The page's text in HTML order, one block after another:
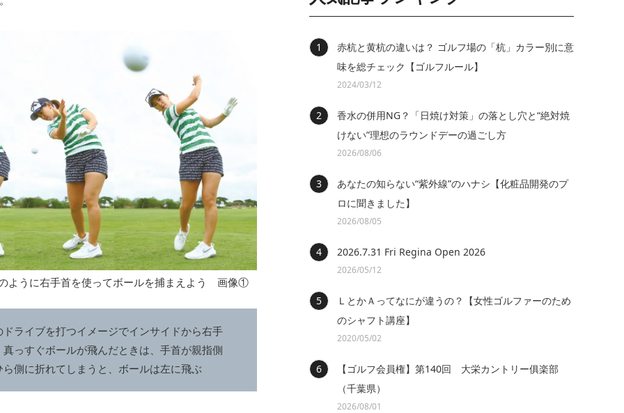
ように右手首を使ってボールを捕まえよう 画像①
ライブを打つイメージでインサイドから右手
っすぐボールが飛んだときは、手首が親指側
側に折れてしまうと、ボールは左に飛ぶ
赤杭と黄杭の違いは？ ゴルフ場の「杭」カラー別に意
味を総チェック【ゴルフルール】
2024/03/12
香水の併用NG？「日焼け対策」の落とし穴と“絶対焼
けない”理想のラウンドデーの過ごし方
2026/08/06
あなたの知らない“紫外線”のハナシ【化粧品開発のプ
ロに聞きました】
2026/08/05
2026.7.31 Fri Regina Open 2026
2026/05/12
ＬとかＡってなにが違うの？【女性ゴルファーのため
のシャフト講座】
2020/05/02
【ゴルフ会員権】第140回 大栄カントリー俱楽部
（千葉県）
2026/08/01